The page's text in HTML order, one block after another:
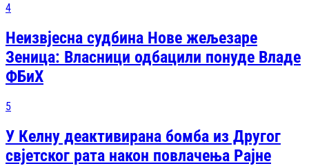
4
Неизвјесна судбина Нове жељезаре
Зеница: Власници одбацили понуде Владе
ФБиХ
5
У Келну деактивирана бомба из Другог
свјетског рата након повлачења Рајне